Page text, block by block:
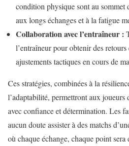
condition physique sont au sommet
aux longs échanges et à la fatigue
Collaboration avec l’entraîneur :
l’entraîneur pour obtenir des
ajustements tactiques en cours de
Ces stratégies, combinées à la
l’adaptabilité, permettront aux joueurs
avec confiance et détermination. Les
aucun doute assister à des matchs
où chaque échange, chaque point sera